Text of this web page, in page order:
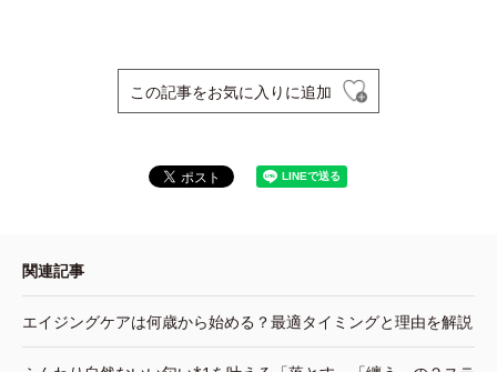
この記事をお気に入りに追加
関連記事
エイジングケアは何歳から始める？最適タイミングと理由を解説